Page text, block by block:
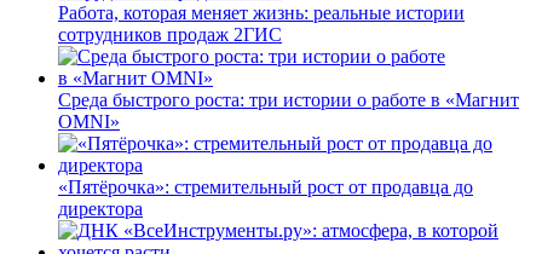
Работа, которая меняет жизнь: реальные истории
сотрудников продаж 2ГИС
Среда быстрого роста: три истории о работе в «Магнит
OMNI»
«Пятёрочка»: стремительный рост от продавца до
директора